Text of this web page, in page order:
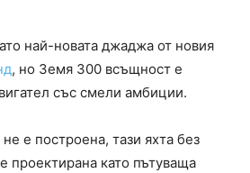
най-новата джаджа от новия
, но Земя 300 всъщност е
със смели амбиции.
е построена, тази яхта без
проектирана като пътуваща